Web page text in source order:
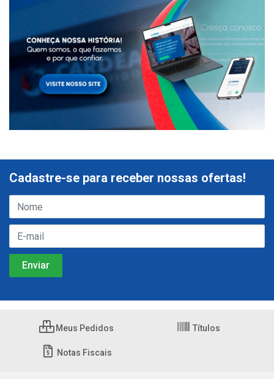
Cadastre-se para receber nossas ofertas!
Meus Pedidos Títulos
Notas Fiscais